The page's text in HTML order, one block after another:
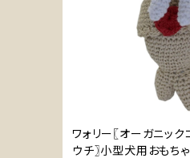
ワォリー〖オーガニック
ウチ〗小型犬用おもちゃ